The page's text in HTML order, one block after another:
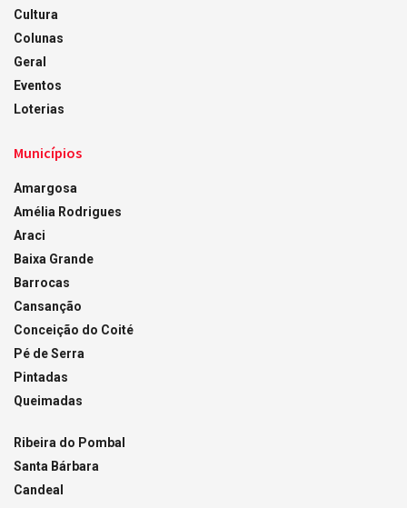
Cultura
Colunas
Geral
Eventos
Loterias
Municípios
Amargosa
Amélia Rodrigues
Araci
Baixa Grande
Barrocas
Cansanção
Conceição do Coité
Pé de Serra
Pintadas
Queimadas
Ribeira do Pombal
Santa Bárbara
Candeal